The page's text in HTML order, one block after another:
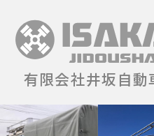
有限会社井坂自動